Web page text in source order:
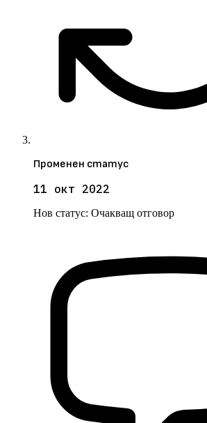
Променен статус
11 окт 2022
Нов статус: Очакващ отговор